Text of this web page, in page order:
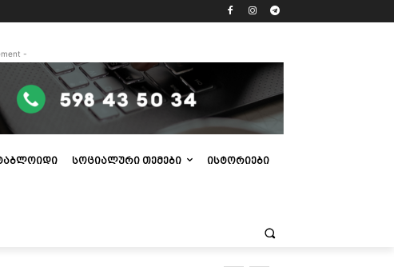
-
ᲡᲝᲪᲘᲐᲚᲣᲠᲘ ᲗᲔᲛᲔᲑᲘ ᲘᲡᲢᲝᲠᲘᲔᲑᲘ